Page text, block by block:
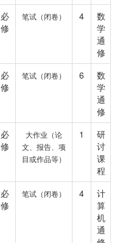
必
修
笔试（闭卷） 4
数
学
通
修
必
修
笔试（闭卷） 6
数
学
通
修
必
修
大作业（论
文、报告、项
目或作品等）
1
研
讨
课
程
必
修
笔试（闭卷） 4
计
算
机
通